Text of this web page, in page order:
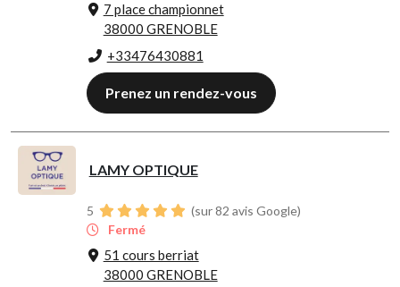
7 place championnet
38000 GRENOBLE
+33476430881
Prenez un rendez-vous
LAMY OPTIQUE
5
(sur 82 avis Google)
Fermé
51 cours berriat
38000 GRENOBLE